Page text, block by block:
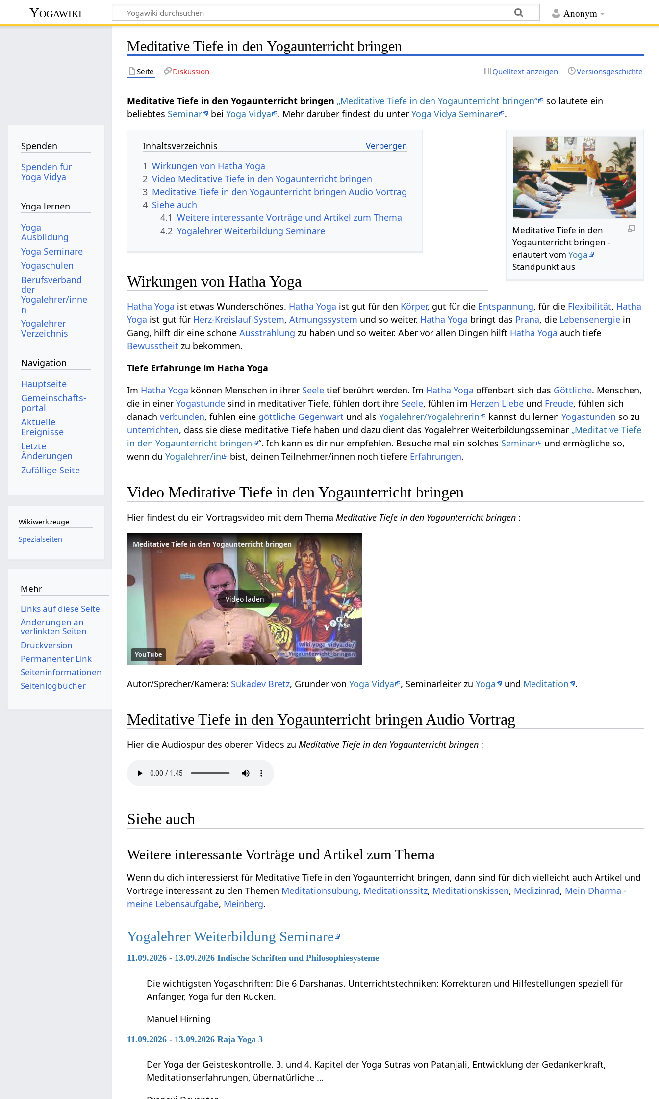
Anonym
Yogawiki
Meditative Tiefe in den Yogaunterricht bringen
Seite Diskussion Quelltext anzeigen Versionsgeschichte
Meditative Tiefe in den Yogaunterricht bringen „Meditative Tiefe in den Yogaunterricht bringen“
so lautete ein
beliebtes Seminar beiYoga Vidya . Mehr darüber findest du unterYoga Vidya Seminare .
Meditative Tiefe in den
Yogaunterricht bringen -
erläutert vomYoga
Standpunkt aus
Inhaltsverzeichnis
1 Wirkungen von Hatha Yoga
2 Video Meditative Tiefe in den Yogaunterricht bringen
3 Meditative Tiefe in den Yogaunterricht bringen Audio Vortrag
4 Siehe auch
4.1 Weitere interessante Vorträge und Artikel zum Thema
4.2 Yogalehrer Weiterbildung Seminare
Wirkungen von Hatha Yoga
Hatha Yoga ist etwas Wunderschönes. Hatha Yoga ist gut für den Körper, gut für die Entspannung, für die Flexibilität. Hatha
Yoga ist gut für Herz-Kreislauf-System,Atmungssystem und so weiter. Hatha Yoga bringt das Prana, die Lebensenergie in
Gang, hilft dir eine schöneAusstrahlung zu haben und so weiter. Aber vor allen Dingen hilft Hatha Yoga auch tiefe
Bewusstheit zu bekommen.
Tiefe Erfahrunge im Hatha Yoga
Im Hatha Yoga können Menschen in ihrer Seele tief berührt werden. Im Hatha Yoga offenbart sich das Göttliche. Menschen,
die in einerYogastunde sind in meditativer Tiefe, fühlen dort ihre Seele, fühlen im Herzen Liebe und Freude, fühlen sich
danachverbunden, fühlen eine göttliche Gegenwart und alsYogalehrer/Yogalehrerin kannst du lernenYogastunden so zu
unterrichten, dass sie diese meditative Tiefe haben und dazu dient das Yogalehrer Weiterbildungsseminar „Meditative Tiefe
in den Yogaunterricht bringen “. Ich kann es dir nur empfehlen. Besuche mal ein solches Seminar
und ermögliche so,
wenn duYogalehrer/in bist, deinen Teilnehmer/innen noch tiefere Erfahrungen.
Video Meditative Tiefe in den Yogaunterricht bringen
Hier findest du ein Vortragsvideo mit dem Thema Meditative Tiefe in den Yogaunterricht bringen :
Meditative Tiefe in den Yogaunterricht bringen
Video laden
YouTube
Autor/Sprecher/Kamera: Sukadev Bretz, Gründer vonYoga Vidya , Seminarleiter zuYoga und Meditation .
Meditative Tiefe in den Yogaunterricht bringen Audio Vortrag
Hier die Audiospur des oberen Videos zuMeditative Tiefe in den Yogaunterricht bringen :
Siehe auch
Weitere interessante Vorträge und Artikel zum Thema
Wenn du dich interessierst für Meditative Tiefe in den Yogaunterricht bringen, dann sind für dich vielleicht auch Artikel und
Vorträge interessant zu den Themen Meditationsübung, Meditationssitz, Meditationskissen, Medizinrad, Mein Dharma -
meine Lebensaufgabe, Meinberg.
Yogalehrer Weiterbildung Seminare
11.09.2026 - 13.09.2026 Indische Schriften und Philosophiesysteme
Die wichtigsten Yogaschriften: Die 6 Darshanas. Unterrichtstechniken: Korrekturen und Hilfestellungen speziell für
Anfänger, Yoga für den Rücken.
Manuel Hirning
11.09.2026 - 13.09.2026 Raja Yoga 3
Der Yoga der Geisteskontrolle. 3. und 4. Kapitel der Yoga Sutras von Patanjali, Entwicklung der Gedankenkraft,
Meditationserfahrungen, übernatürliche …
Spenden
Spenden für
Yoga Vidya
Yoga lernen
Yoga
Ausbildung
Yoga Seminare
Yogaschulen
Berufsverband
der
Yogalehrer/inne
n
Yogalehrer
Verzeichnis
Navigation
Hauptseite
Gemeinschafts­
portal
Aktuelle
Ereignisse
Letzte
Änderungen
Zufällige Seite
Wikiwerkzeuge
Spezialseiten
Mehr
Links auf diese Seite
Änderungen an
verlinkten Seiten
Druckversion
Permanenter Link
Seiten­­informationen
Seitenlogbücher